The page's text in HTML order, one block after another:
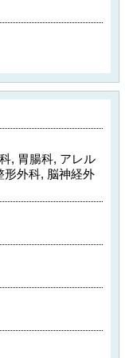
, 胃腸科, アレル
形外科, 脳神経外